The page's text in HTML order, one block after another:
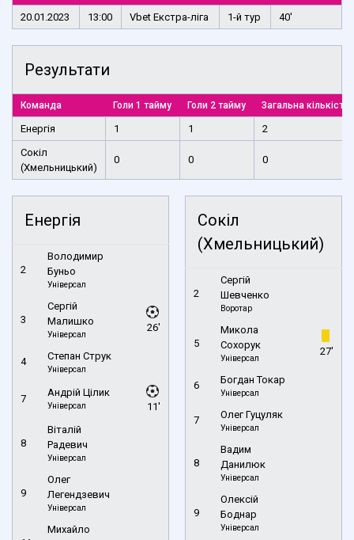
20.01.2023 13:00 Vbet Екстра-ліга 1-й тур 40'
Результати
Команда Голи 1 тайму Голи 2 тайму Загальна кількість
Енергія 1 1
2
Сокіл
(Хмельницький)
0 0 0
Енергія
2
Володимир
Буньо
Універсал
3
Сергій
Малишко
Універсал
26'
4 Степан Струк
Універсал
7
Андрій Цілик
Універсал 11'
8
Віталій
Радевич
Універсал
9
Олег
Легендзевич
Універсал
Михайло
Сокіл
(Хмельницький)
2
Сергій
Шевченко
Воротар
5
Микола
Сохорук
Універсал
27'
6 Богдан Токар
Універсал
7 Олег Гуцуляк
Універсал
8
Вадим
Данилюк
Універсал
9
Олексій
Боднар
Універсал